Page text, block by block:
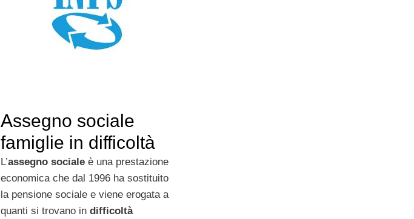
Assegno sociale
famiglie in difficoltà
L’assegno socialeè una prestazione
economica che dal 1996 ha sostituito
la pensione sociale e viene erogata a
quanti si trovano in difficoltà